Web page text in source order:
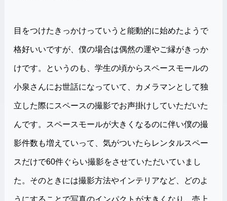
目をつけたきっかけっていうと能動的に始めたようで
格好いいですが、僕の場合は偶然の運やご縁がきっか
けです。というのも、学生の頃からスペースモールの
小泉さんにお世話になっていて、カメラマンとして独
立した際にスペースの撮影でお声掛けしていただいた
んです。スペースモールが大きくなるのに伴い僕の撮
影件数も増えていって、気がついたらレンタルスペー
スだけで60件ぐらい撮影をさせていただいていまし
た。そのときには撮影方法やインテリアなど、どのよ